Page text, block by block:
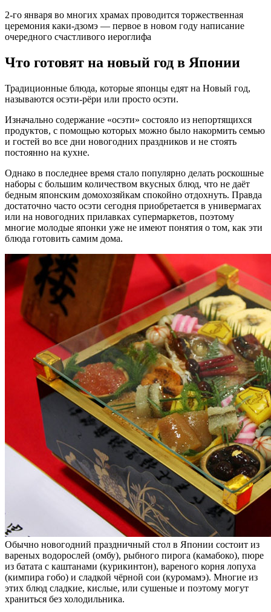
2-го января во многих храмах проводится торжественная
церемония каки-дзомэ — первое в новом году написание
очередного счастливого иероглифа
Что готовят на новый год в Японии
Традиционные блюда, которые японцы едят на Новый год,
называются осэти-рёри или просто осэти.
Изначально содержание «осэти» состояло из непортящихся
продуктов, с помощью которых можно было накормить семью
и гостей во все дни новогодних праздников и не стоять
постоянно на кухне.
Однако в последнее время стало популярно делать роскошные
наборы с большим количеством вкусных блюд, что не даёт
бедным японским домохозяйкам спокойно отдохнуть. Правда
достаточно часто осэти сегодня приобретается в универмагах
или на новогодних прилавках супермаркетов, поэтому
многие молодые японки уже не имеют понятия о том, как эти
блюда готовить самим дома.
Обычно новогодний праздничный стол в Японии состоит из
вареных водорослей (омбу), рыбного пирога (камабоко), пюре
из батата с каштанами (курикинтон), вареного корня лопуха
(кимпира гобо) и сладкой чёрной сои (куромамэ). Многие из
этих блюд сладкие, кислые, или сушеные и поэтому могут
храниться без холодильника.